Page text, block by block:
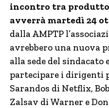
incontro tra
avverrà martedì 24
dalla AMPTP
avrebbero una nuova
alla sede del sindacato
partecipare i dirigenti
Sarandos di Netflix,
Zalsav di Warner e